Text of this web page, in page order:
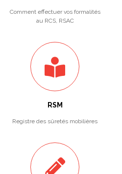
Comment effectuer vos formalités
au RCS, RSAC
RSM
Registre des sûretés mobilières